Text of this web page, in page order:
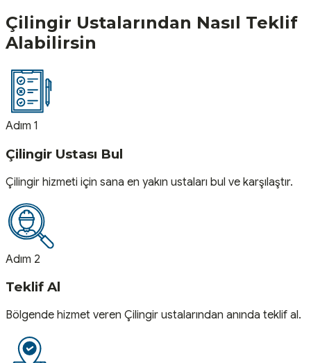
Çilingir Ustalarından Nasıl Teklif
Alabilirsin
Adım 1
Çilingir Ustası Bul
Çilingir hizmeti için sana en yakın ustaları bul ve karşılaştır.
Adım 2
Teklif Al
Bölgende hizmet veren Çilingir ustalarından anında teklif al.